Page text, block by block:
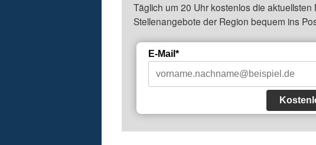
Täglich um 20 Uhr kostenlos die
Stellenangebote der Region bequem ins
E-Mail*